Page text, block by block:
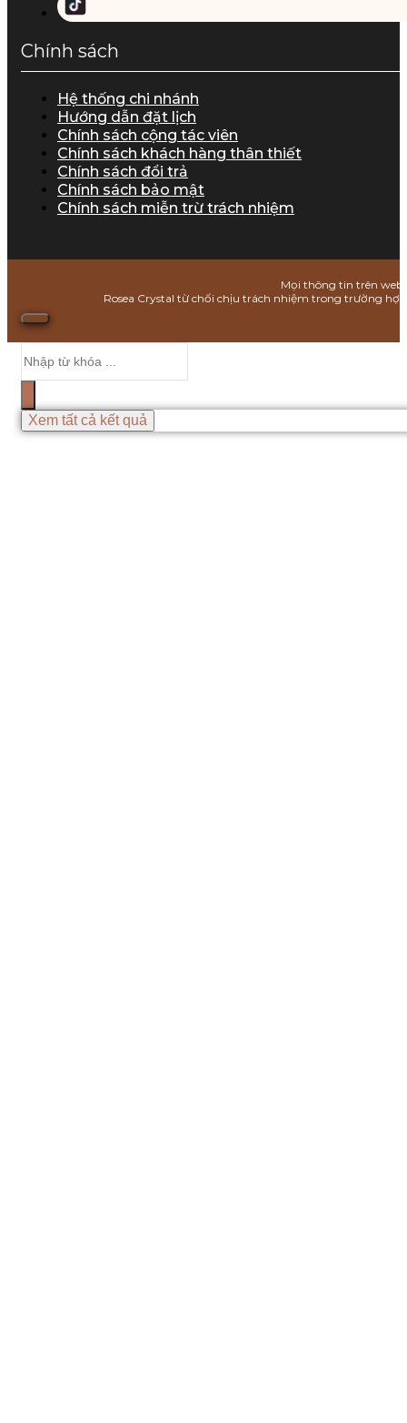
Chính sách
Hệ thống chi nhánh
Hướng dẫn đặt lịch
Chính sách cộng tác viên
Chính sách khách hàng thân thiết
Chính sách đổi trả
Chính sách bảo mật
Chính sách miễn trừ trách nhiệm
Mọi thông tin trên
Rosea Crystal từ chối chịu trách nhiệm trong trường
...
Xem tất cả kết quả